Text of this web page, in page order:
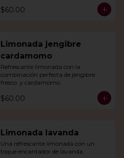
$60.00
Limonada jengibre
cardamomo
Refrescante limonada con la
combinación perfecta de jengibre
fresco  y cardamomo.
$60.00
Limonada lavanda
Una refrescante limonada con un
toque encantador de lavanda.